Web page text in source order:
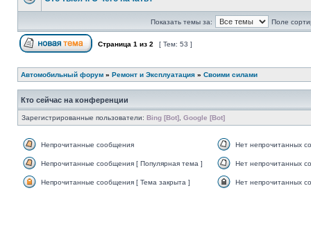
Показать темы за: Поле
Страница 1 из 2 [ Тем: 53 ]
Автомобильный форум » Ремонт и Эксплуатация » Своими силами
Кто сейчас на конференции
Зарегистрированные пользователи: Bing [Bot] Google [Bot]
Непрочитанные сообщения Нет непрочитанных
Непрочитанные сообщения [ Популярная тема ] Нет непрочитанных
Непрочитанные сообщения [ Тема закрыта ] Нет непрочитанных